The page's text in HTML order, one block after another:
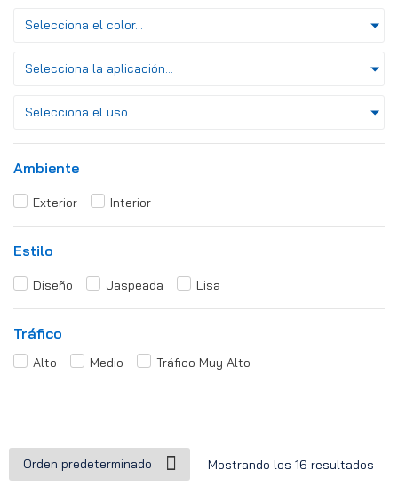
Selecciona el color...
Selecciona la aplicación...
Selecciona el uso...
Ambiente
Exterior Interior
Estilo
Diseño Jaspeada Lisa
Tráfico
Alto Medio Tráfico Muy Alto
Mostrando los 16 resultados